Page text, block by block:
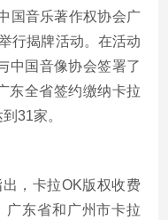
国音乐著作权协会广
行揭牌活动。在活动
中国音像协会签署了
东全省签约缴纳卡拉
31家。
，卡拉OK版权收费
广东省和广州市卡拉